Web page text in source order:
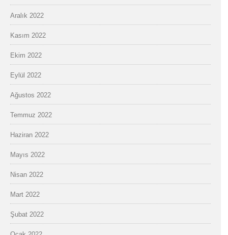
Aralık 2022
Kasım 2022
Ekim 2022
Eylül 2022
Ağustos 2022
Temmuz 2022
Haziran 2022
Mayıs 2022
Nisan 2022
Mart 2022
Şubat 2022